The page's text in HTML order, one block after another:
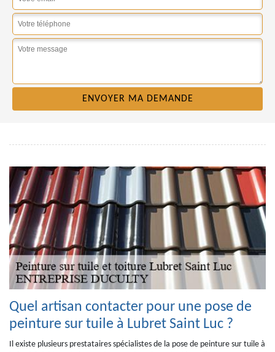
Quel artisan contacter pour une pose de
peinture sur tuile à Lubret Saint Luc ?
Il existe plusieurs prestataires spécialistes de la pose de peinture sur tuile à